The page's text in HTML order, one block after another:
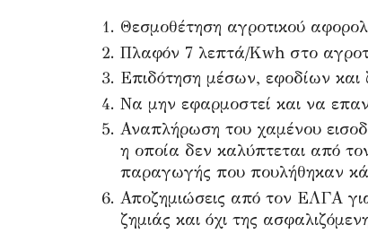
Θεσμοθέτηση αγροτικού
Πλαφόν 7 λεπτά/Kwh στο
Επιδότηση μέσων, εφοδίων
Να μην εφαρμοστεί και να
Αναπλήρωση του χαμένου
η οποία δεν καλύπτεται από
παραγωγής που πουλήθηκαν
Αποζημιώσεις από τον ΕΛΓΑ
ζημιάς και όχι της